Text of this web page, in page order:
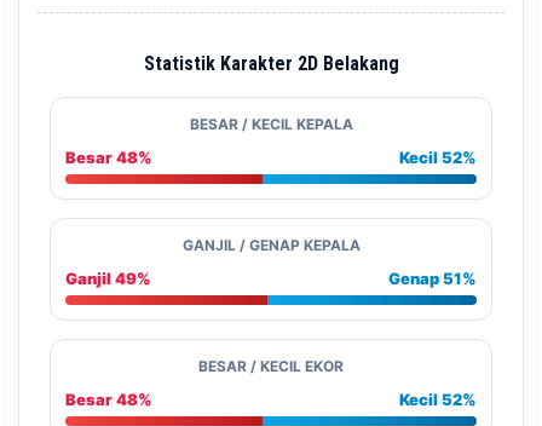
Statistik Karakter 2D Belakang
BESAR / KECIL KEPALA
Besar 48% Kecil 52%
GANJIL / GENAP KEPALA
Ganjil 49% Genap 51%
BESAR / KECIL EKOR
Besar 48% Kecil 52%